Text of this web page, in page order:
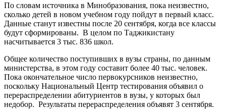
По словам источника в Минобразования, пока неизвестно,
сколько детей в новом учебном году пойдут в первый класс.
Данные станут известны после 20 сентября, когда все классы
будут сформированы. В целом по Таджикистану
насчитывается 3 тыс. 836 школ.
Общее количество поступивших в вузы страны, по данным
министерства, в этом году составит более 40 тыс. человек.
Пока окончательное число первокурсников неизвестно,
поскольку Национальный Центр тестирования объявил о
перераспределении абитуриентов в вузы, у которых был
недобор. Результаты перераспределения объявят 3 сентября.